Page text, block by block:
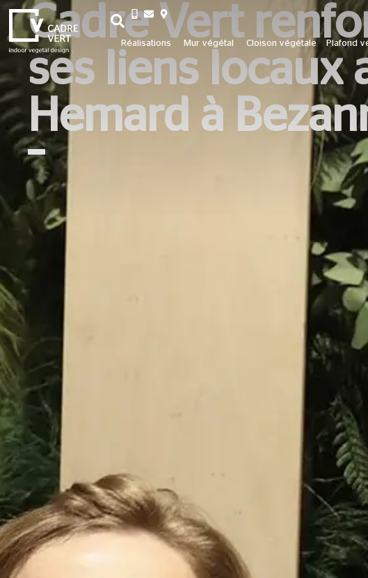
+33 3 26 06 20 07
Réalisations Mur végétal Cloison végétale Plafond
Cadre Vert
ses liens locaux
Hemard à